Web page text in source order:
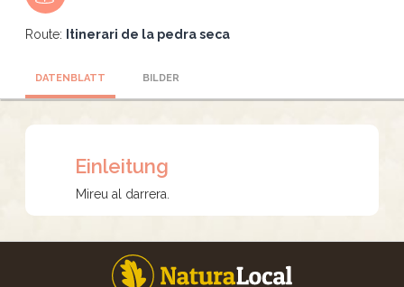
Route: Itinerari de la pedra seca
DATENBLATT BILDER
Einleitung
Mireu al darrera.